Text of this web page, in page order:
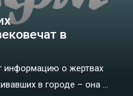
в
информацию о жертвах
в городе – она ...